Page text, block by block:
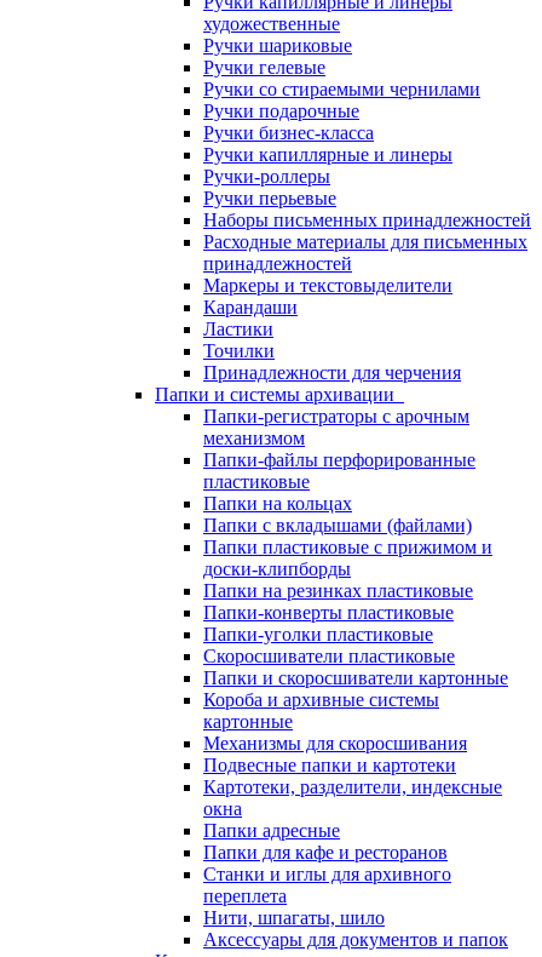
художественные
Ручки шариковые
Ручки гелевые
Ручки со стираемыми чернилами
Ручки подарочные
Ручки бизнес-класса
Ручки капиллярные и линеры
Ручки-роллеры
Ручки перьевые
Наборы письменных принадлежностей
Расходные материалы для письменных
принадлежностей
Маркеры и текстовыделители
Карандаши
Ластики
Точилки
Принадлежности для черчения
Папки и системы архивации
Папки-регистраторы с арочным
механизмом
Папки-файлы перфорированные
пластиковые
Папки на кольцах
Папки с вкладышами (файлами)
Папки пластиковые с прижимом и
доски-клипборды
Папки на резинках пластиковые
Папки-конверты пластиковые
Папки-уголки пластиковые
Скоросшиватели пластиковые
Папки и скоросшиватели картонные
Короба и архивные системы
картонные
Механизмы для скоросшивания
Подвесные папки и картотеки
Картотеки, разделители, индексные
окна
Папки адресные
Папки для кафе и ресторанов
Станки и иглы для архивного
переплета
Нити, шпагаты, шило
Аксессуары для документов и папок